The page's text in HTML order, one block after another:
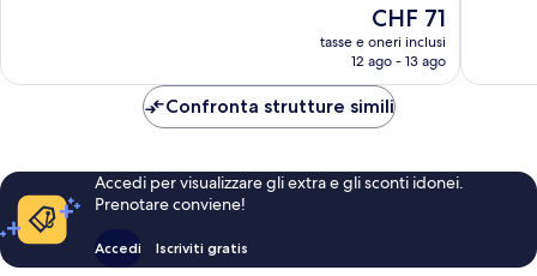
Il
prezzo
attuale
CHF 71
CHF 71
tasse e oneri inclusi
12 ago - 13 ago
Confronta strutture simili
Accedi per visualizzare gli extra e gli sconti idonei.
Prenotare conviene!
Accedi Iscriviti gratis